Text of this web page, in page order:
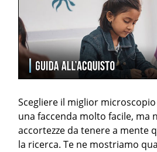
Scegliere il miglior
una faccenda molto facile, ma
accortezze da tenere a mente
la ricerca. Te ne mostriamo